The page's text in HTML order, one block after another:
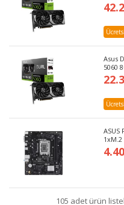
Asus
5060
ASUS
105 adet ürün